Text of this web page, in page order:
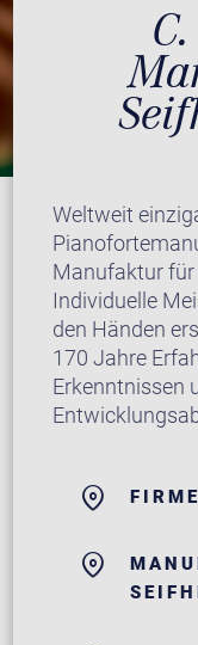
Weltweit
Manufaktur für
Individuelle
den Händen
170 Jahre
Erkenntnissen